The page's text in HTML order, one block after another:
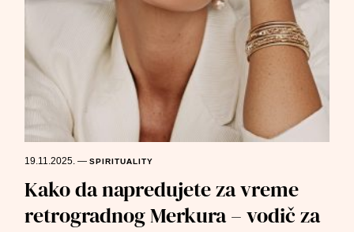
19.11.2025.—SPIRITUALITY
Kako da napredujete za vreme
retrogradnog Merkura – vodič za